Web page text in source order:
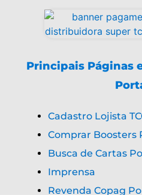
Principais Páginas
Cadastro Lojista
Comprar Boosters
Busca de Cartas
Imprensa
Revenda Copag